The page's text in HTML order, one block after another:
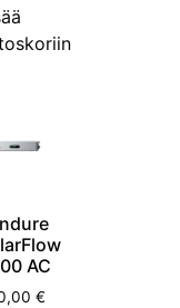
AC
€